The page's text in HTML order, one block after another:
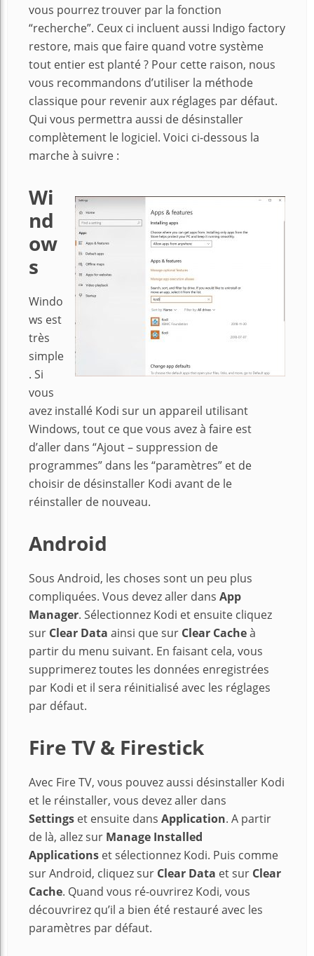
vous pourrez trouver par la fonction
“recherche”. Ceux ci incluent aussi Indigo factory
restore, mais que faire quand votre système
tout entier est planté ? Pour cette raison, nous
vous recommandons d’utiliser la méthode
classique pour revenir aux réglages par défaut.
Qui vous permettra aussi de désinstaller
complètement le logiciel. Voici ci-dessous la
marche à suivre :
Wi
nd
ow
s
Windo
ws est
très
simple
. Si
vous
avez installé Kodi sur un appareil utilisant
Windows, tout ce que vous avez à faire est
d’aller dans “Ajout – suppression de
programmes” dans les “paramètres” et de
choisir de désinstaller Kodi avant de le
réinstaller de nouveau.
Android
Sous Android, les choses sont un peu plus
compliquées. Vous devez aller dans App
Manager. Sélectionnez Kodi et ensuite cliquez
sur Clear Data ainsi que sur Clear Cacheà
partir du menu suivant. En faisant cela, vous
supprimerez toutes les données enregistrées
par Kodi et il sera réinitialisé avec les réglages
par défaut.
Fire TV & Firestick
Avec Fire TV, vous pouvez aussi désinstaller Kodi
et le réinstaller, vous devez aller dans
Settings et ensuite dans Application. A partir
de là, allez sur Manage Installed
Applications et sélectionnez Kodi. Puis comme
sur Android, cliquez sur Clear Data et sur Clear
Cache. Quand vous ré-ouvrirez Kodi, vous
découvrirez qu’il a bien été restauré avec les
paramètres par défaut.